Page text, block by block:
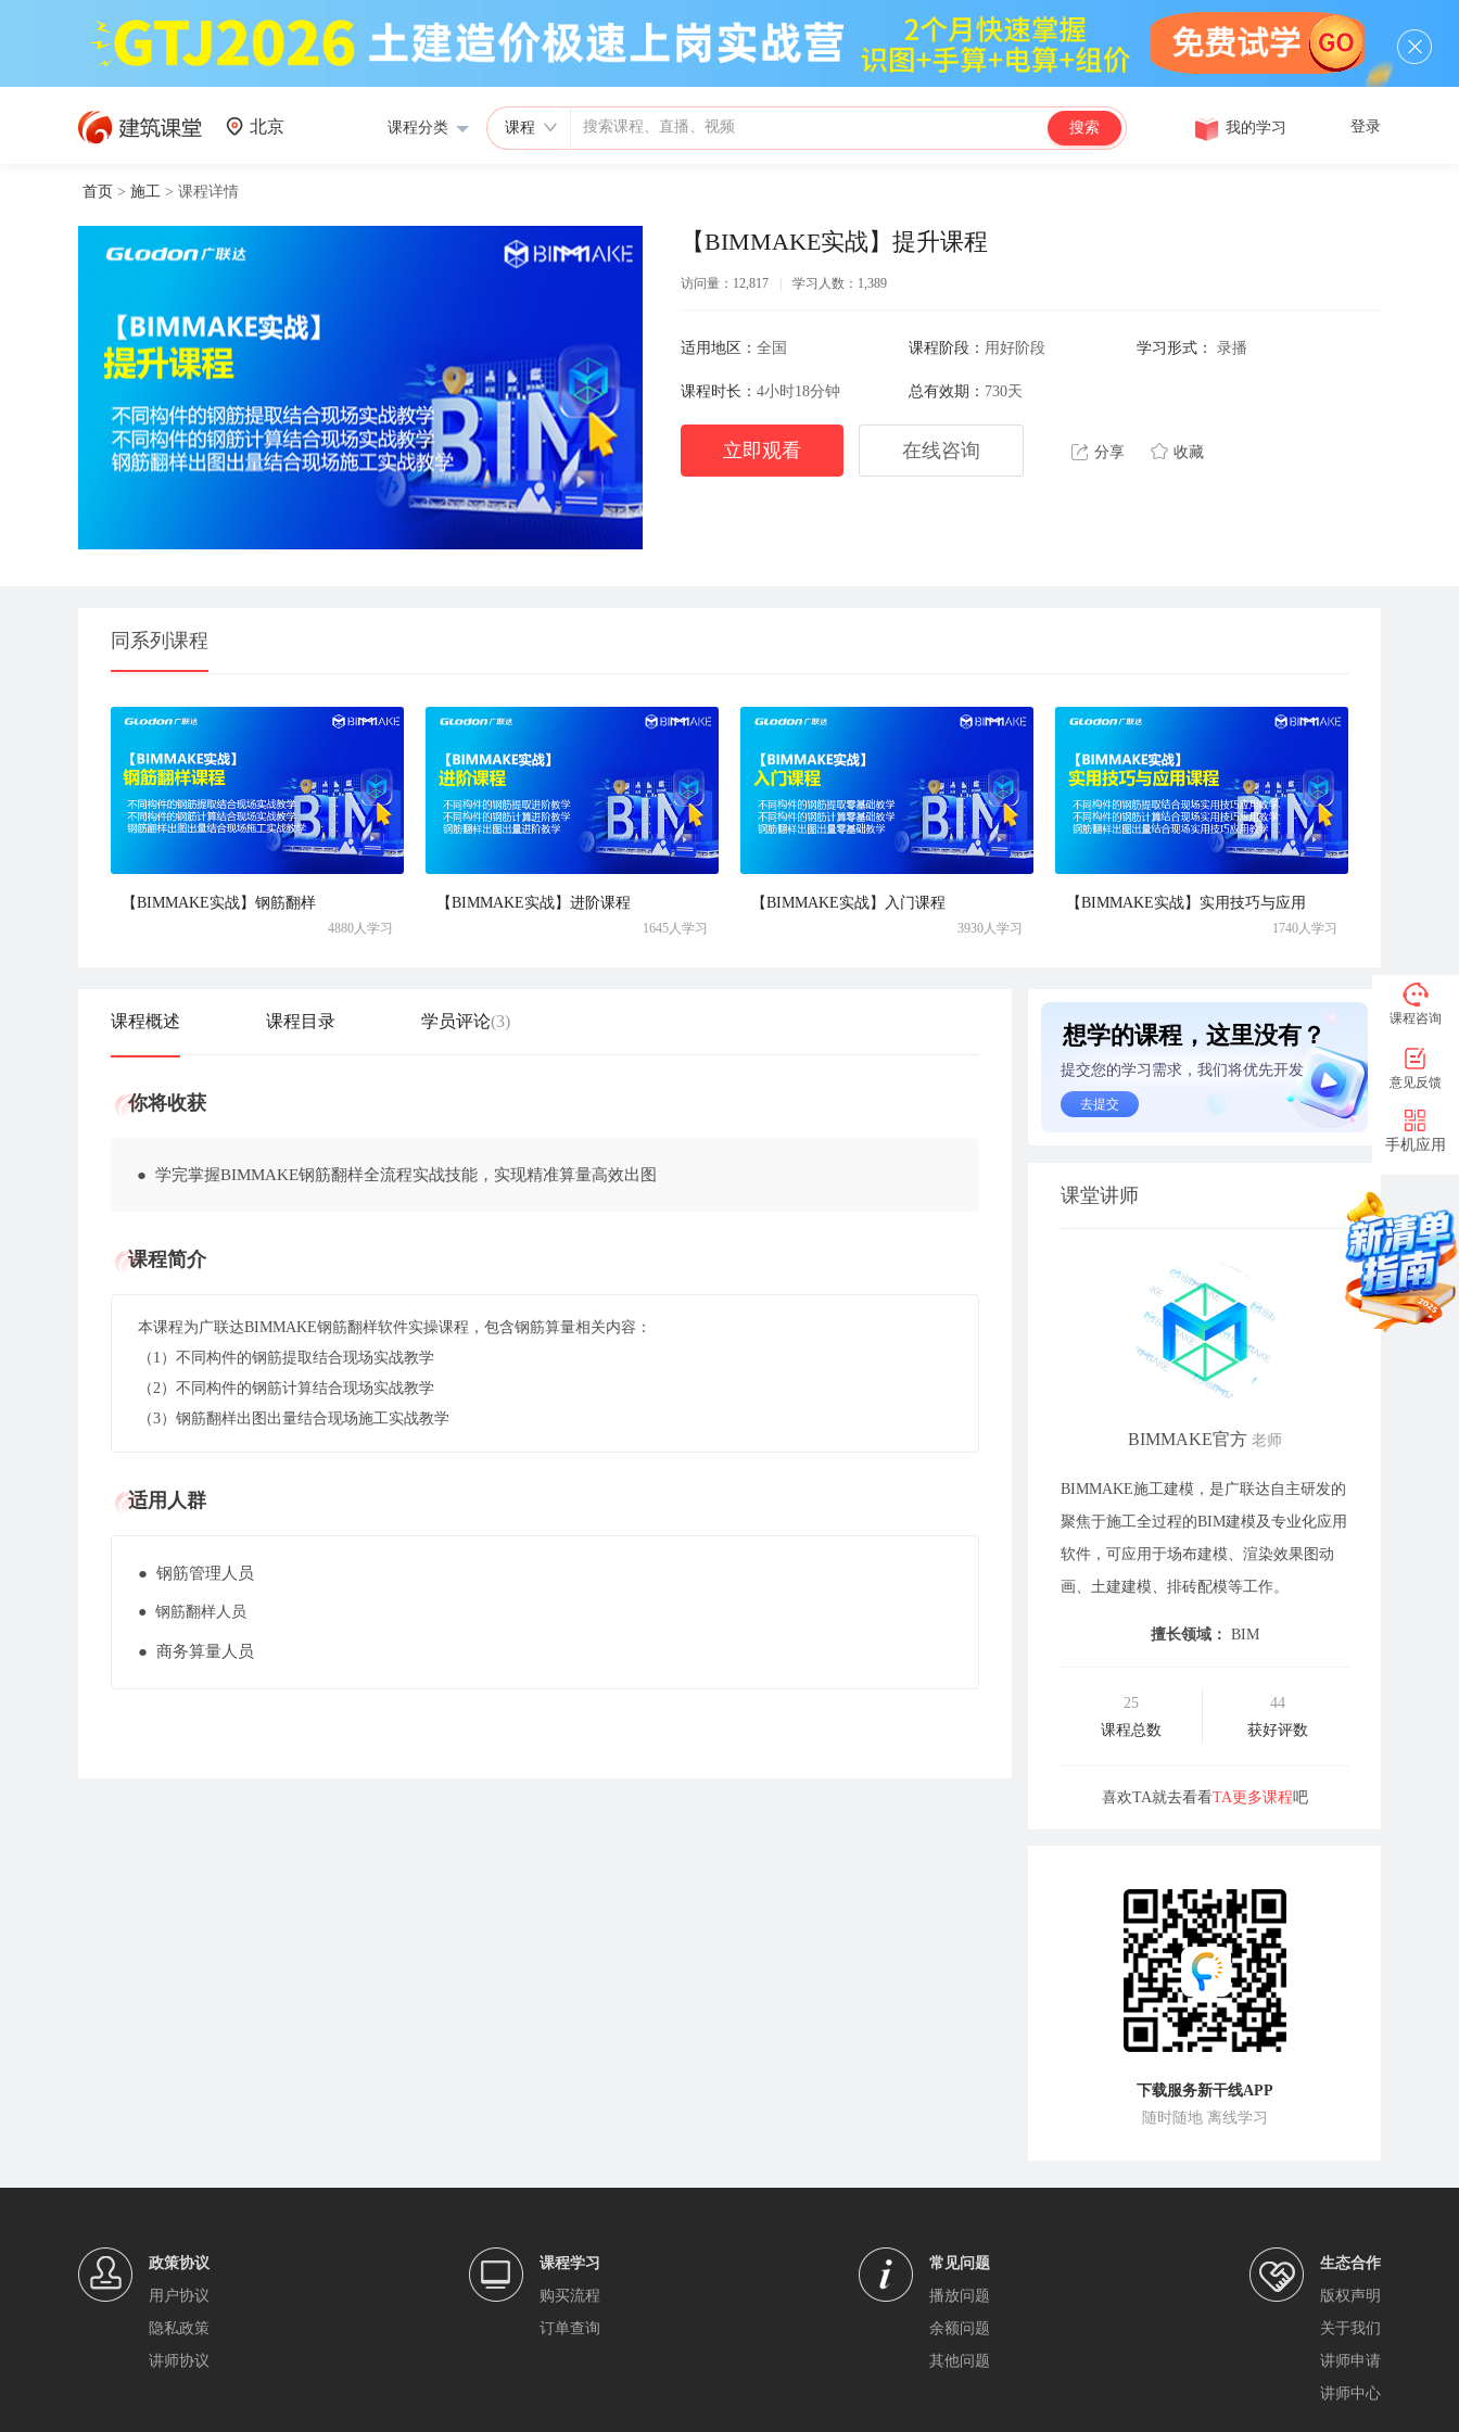
北京 课程分类 课程 搜索 我的学习 登录
首页 > 施工 > 课程详情
【BIMMAKE实战】提升课程
访问量：12,817 学习人数：1,389
适用地区： 全国 课程阶段： 用好阶段 学习形式： 录播
课程时长： 4小时18分钟 总有效期： 730天
立即观看 在线咨询 分享 收藏
同系列课程
【BIMMAKE实战】钢筋翻样
4880人学习
【BIMMAKE实战】进阶课程
1645人学习
【BIMMAKE实战】入门课程
3930人学习
【BIMMAKE实战】实用技巧与应用
1740人学习
课程概述 课程目录 学员评论(3)
你将收获
● 学完掌握BIMMAKE钢筋翻样全流程实战技能，实现精准算量高效出图
课程简介
本课程为广联达BIMMAKE钢筋翻样软件实操课程，包含钢筋算量相关内容：
（1）不同构件的钢筋提取结合现场实战教学
（2）不同构件的钢筋计算结合现场实战教学
（3）钢筋翻样出图出量结合现场施工实战教学
适用人群
● 钢筋管理人员
● 钢筋翻样人员
● 商务算量人员
想学的课程，这里没有？
提交您的学习需求，我们将优先开发
去提交
课堂讲师
BIMMAKE官方 老师
BIMMAKE施工建模，是广联达自主研发的
聚焦于施工全过程的BIM建模及专业化应用
软件，可应用于场布建模、渲染效果图动
画、土建建模、排砖配模等工作。
擅长领域： BIM
25
课程总数
44
获好评数
喜欢TA就去看看TA更多课程吧
下载服务新干线APP
随时随地 离线学习
政策协议
用户协议
隐私政策
讲师协议
课程学习
购买流程
订单查询
常见问题
播放问题
余额问题
其他问题
生态合作
版权声明
关于我们
讲师申请
讲师中心
课程咨询
意见反馈
手机应用